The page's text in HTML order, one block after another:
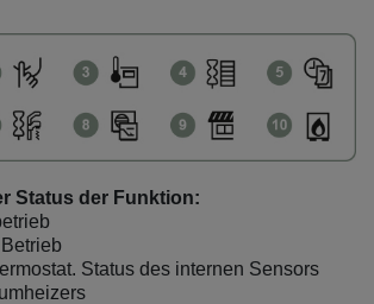
Status der Funktion:
Status des internen Sensors